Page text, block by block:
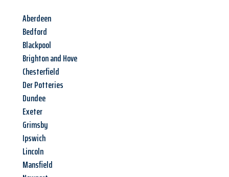
Aberdeen
Bedford
Blackpool
Brighton and Hove
Chesterfield
Der Potteries
Dundee
Exeter
Grimsby
Ipswich
Lincoln
Mansfield